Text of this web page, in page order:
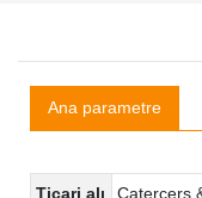
Ana parametre
Ticari alı
Catercers